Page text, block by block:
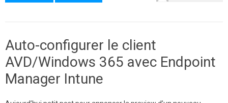
Auto-configurer le client
AVD/Windows 365 avec Endpoint
Manager Intune